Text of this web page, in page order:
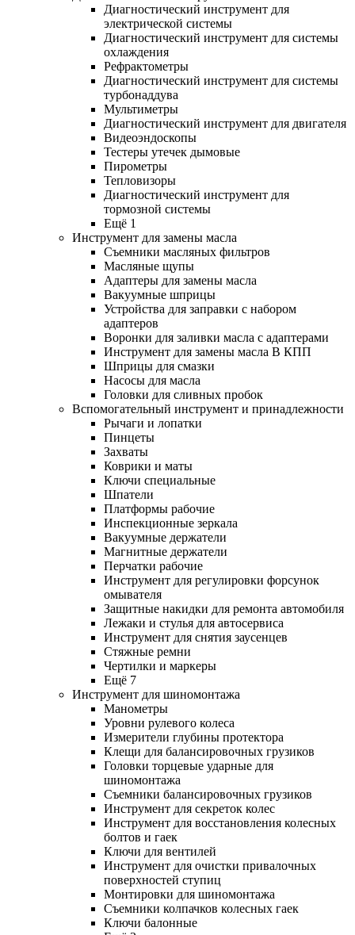
Диагностический инструмент для
электрической системы
Диагностический инструмент для системы
охлаждения
Рефрактометры
Диагностический инструмент для системы
турбонаддува
Мультиметры
Диагностический инструмент для двигателя
Видеоэндоскопы
Тестеры утечек дымовые
Пирометры
Тепловизоры
Диагностический инструмент для
тормозной системы
Ещё 1
Инструмент для замены масла
Съемники масляных фильтров
Масляные щупы
Адаптеры для замены масла
Вакуумные шприцы
Устройства для заправки с набором
адаптеров
Воронки для заливки масла с адаптерами
Инструмент для замены масла В КПП
Шприцы для смазки
Насосы для масла
Головки для сливных пробок
Вспомогательный инструмент и принадлежности
Рычаги и лопатки
Пинцеты
Захваты
Коврики и маты
Ключи специальные
Шпатели
Платформы рабочие
Инспекционные зеркала
Вакуумные держатели
Магнитные держатели
Перчатки рабочие
Инструмент для регулировки форсунок
омывателя
Защитные накидки для ремонта автомобиля
Лежаки и стулья для автосервиса
Инструмент для снятия заусенцев
Стяжные ремни
Чертилки и маркеры
Ещё 7
Инструмент для шиномонтажа
Манометры
Уровни рулевого колеса
Измерители глубины протектора
Клещи для балансировочных грузиков
Головки торцевые ударные для
шиномонтажа
Съемники балансировочных грузиков
Инструмент для секреток колес
Инструмент для восстановления колесных
болтов и гаек
Ключи для вентилей
Инструмент для очистки привалочных
поверхностей ступиц
Монтировки для шиномонтажа
Съемники колпачков колесных гаек
Ключи балонные